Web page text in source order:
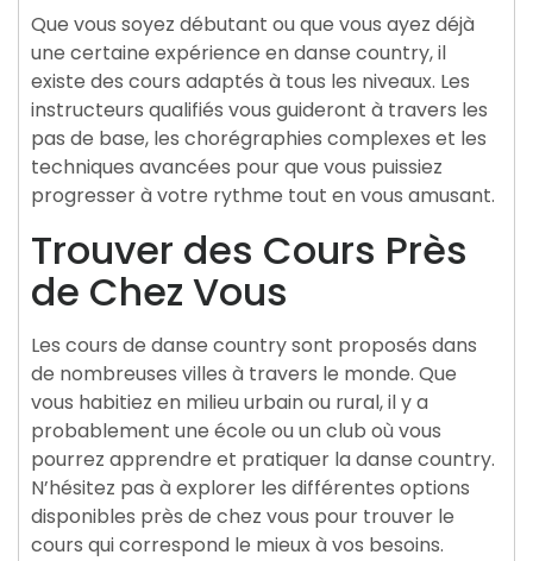
Que vous soyez débutant ou que vous ayez déjà
une certaine expérience en danse country, il
existe des cours adaptés à tous les niveaux. Les
instructeurs qualifiés vous guideront à travers les
pas de base, les chorégraphies complexes et les
techniques avancées pour que vous puissiez
progresser à votre rythme tout en vous amusant.
Trouver des Cours Près
de Chez Vous
Les cours de danse country sont proposés dans
de nombreuses villes à travers le monde. Que
vous habitiez en milieu urbain ou rural, il y a
probablement une école ou un club où vous
pourrez apprendre et pratiquer la danse country.
N’hésitez pas à explorer les différentes options
disponibles près de chez vous pour trouver le
cours qui correspond le mieux à vos besoins.